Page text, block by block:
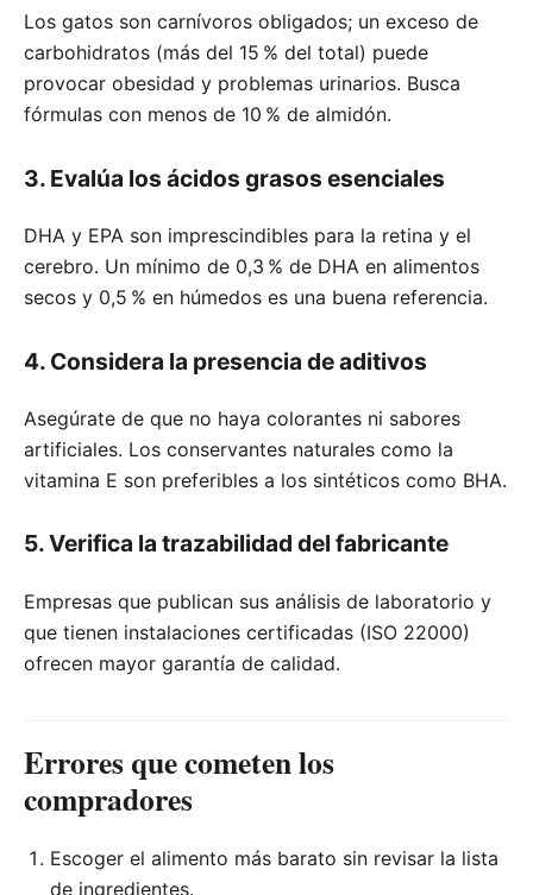
Los gatos son carnívoros obligados; un exceso de
carbohidratos (más del 15 % del total) puede
provocar obesidad y problemas urinarios. Busca
fórmulas con menos de 10 % de almidón.
3. Evalúa los ácidos grasos esenciales
DHA y EPA son imprescindibles para la retina y el
cerebro. Un mínimo de 0,3 % de DHA en alimentos
secos y 0,5 % en húmedos es una buena referencia.
4. Considera la presencia de aditivos
Asegúrate de que no haya colorantes ni sabores
artificiales. Los conservantes naturales como la
vitamina E son preferibles a los sintéticos como BHA.
5. Verifica la trazabilidad del fabricante
Empresas que publican sus análisis de laboratorio y
que tienen instalaciones certificadas (ISO 22000)
ofrecen mayor garantía de calidad.
Errores que cometen los
compradores
Escoger el alimento más barato sin revisar la lista
de ingredientes.